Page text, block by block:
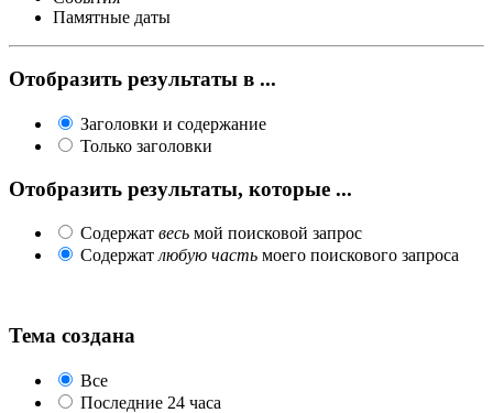
Памятные даты
Отобразить результаты в ...
Заголовки и содержание
Только заголовки
Отобразить результаты, которые ...
Содержат весь мой поисковой запрос
Содержатлюбую часть моего поискового запроса
Тема создана
Все
Последние 24 часа